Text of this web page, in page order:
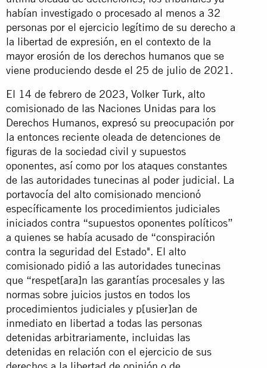
habían investigado o procesado al menos a 32
personas por el ejercicio legítimo de su derecho a
la libertad de expresión, en el contexto de la
mayor erosión de los derechos humanos que se
viene produciendo desde el 25 de julio de 2021.
El 14 de febrero de 2023, Volker Turk, alto
comisionado de las Naciones Unidas para los
Derechos Humanos, expresó su preocupación por
la entonces reciente oleada de detenciones de
figuras de la sociedad civil y supuestos
oponentes, así como por los ataques constantes
de las autoridades tunecinas al poder judicial. La
portavocía del alto comisionado mencionó
específicamente los procedimientos judiciales
iniciados contra “supuestos oponentes políticos”
a quienes se había acusado de “conspiración
contra la seguridad del Estado". El alto
comisionado pidió a las autoridades tunecinas
que “respet[ara]n las garantías procesales y las
normas sobre juicios justos en todos los
procedimientos judiciales y p[usier]an de
inmediato en libertad a todas las personas
detenidas arbitrariamente, incluidas las
detenidas en relación con el ejercicio de sus